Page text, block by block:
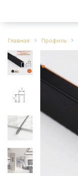
Главная Профиль